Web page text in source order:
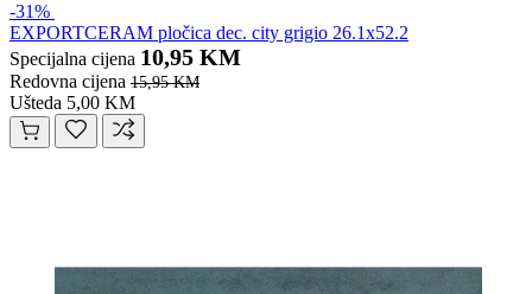
-31%
EXPORTCERAM pločica dec. city grigio 26.1x52.2
Specijalna cijena 10,95 KM
Redovna cijena 15,95 KM
Ušteda 5,00 KM